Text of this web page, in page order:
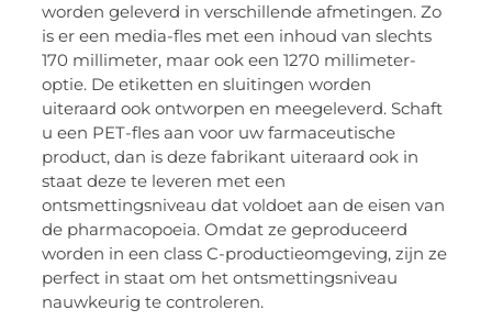
worden geleverd in verschillende afmetingen. Zo
is er een media-fles met een inhoud van slechts
170 millimeter, maar ook een 1270 millimeter-
optie. De etiketten en sluitingen worden
uiteraard ook ontworpen en meegeleverd. Schaft
u een PET-fles aan voor uw farmaceutische
product, dan is deze fabrikant uiteraard ook in
staat deze te leveren met een
ontsmettingsniveau dat voldoet aan de eisen van
de pharmacopoeia. Omdat ze geproduceerd
worden in een class C-productieomgeving, zijn ze
perfect in staat om het ontsmettingsniveau
nauwkeurig te controleren.